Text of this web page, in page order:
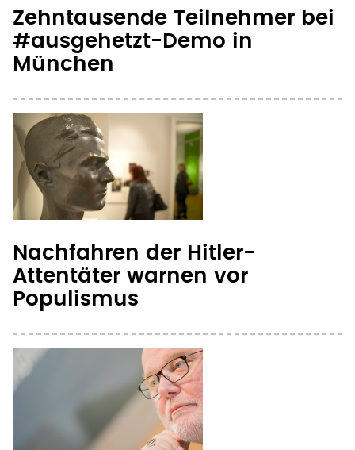
Zehntausende Teilnehmer bei
#ausgehetzt-Demo in
München
Nachfahren der Hitler-
Attentäter warnen vor
Populismus